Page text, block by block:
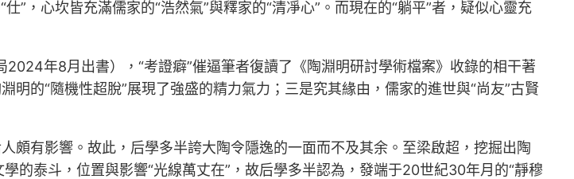
”，心坎皆充滿儒家的“浩然氣”與釋家的“清凈心”。而現在的“躺平”者，疑似心靈充
年8月出書），“考證癖”催逼筆者復讀了《陶淵明研討學術檔案》收錄的相干著
明的“隨機性超脫”展現了強盛的精力氣力；三是究其緣由，儒家的進世與“尚友”古賢
頗有影響。故此，后學多半誇大陶令隱逸的一面而不及其余。至梁啟超，挖掘出陶
的泰斗，位置與影響“光線萬丈在”，故后學多半認為，發端于20世紀30年月的“靜穆